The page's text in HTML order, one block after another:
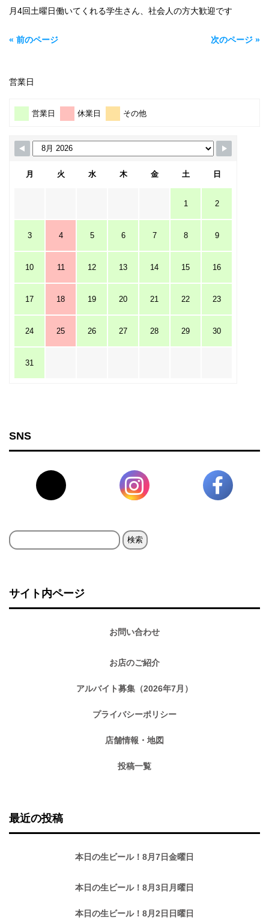
月4回土曜日働いてくれる学生さん、社会人の方大歓迎です
« 前のページ 次のページ »
営業日
営業日 休業日 その他
月 火 水 木 金 土 日
1 2
3 4 5 6 7 8 9
10 11 12 13 14 15 16
17 18 19 20 21 22 23
24 25 26 27 28 29 30
31
SNS
検
サイト内ページ
お問い合わせ
お店のご紹介
アルバイト募集（2026年7月）
プライバシーポリシー
店舗情報・地図
投稿一覧
最近の投稿
本日の生ビール！8月7日金曜日
本日の生ビール！8月3日月曜日
本日の生ビール！8月2日日曜日